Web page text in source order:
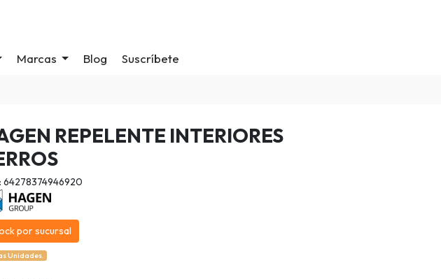
Marcas Blog Suscríbete
REPELENTE INTERIORES
64278374946920
por sucursal
Unidades.